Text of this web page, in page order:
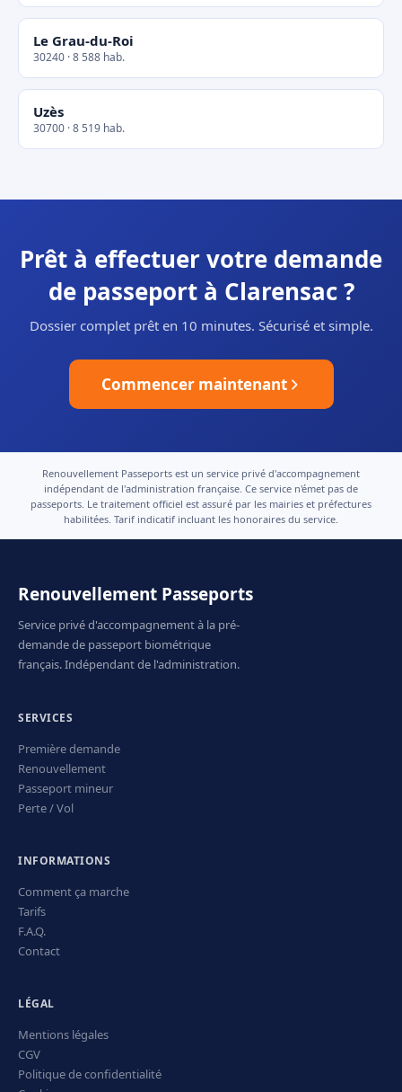
Le Grau-du-Roi
30240 · 8 588 hab.
Uzès
30700 · 8 519 hab.
Prêt à effectuer votre demande
de passeport à Clarensac ?
Dossier complet prêt en 10 minutes. Sécurisé et simple.
Commencer maintenant
Renouvellement Passeports est un service privé d'accompagnement
indépendant de l'administration française. Ce service n'émet pas de
passeports. Le traitement officiel est assuré par les mairies et préfectures
habilitées. Tarif indicatif incluant les honoraires du service.
Renouvellement Passeports
Service privé d'accompagnement à la pré-
demande de passeport biométrique
français. Indépendant de l'administration.
SERVICES
Première demande
Renouvellement
Passeport mineur
Perte / Vol
INFORMATIONS
Comment ça marche
Tarifs
F.A.Q.
Contact
LÉGAL
Mentions légales
CGV
Politique de confidentialité